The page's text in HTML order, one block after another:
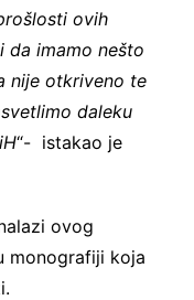
ovih
da imamo nešto
nije otkriveno te
daleku
“- istakao je
ovog
monografiji koja